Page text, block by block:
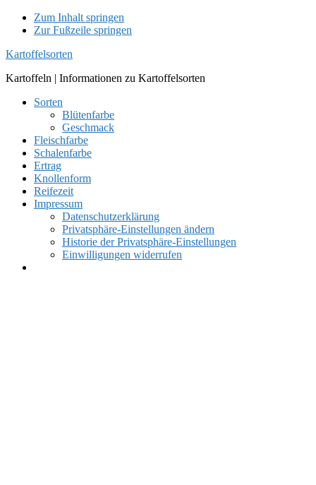
Zum Inhalt springen
Zur Fußzeile springen
Kartoffelsorten
Kartoffeln | Informationen zu Kartoffelsorten
Sorten
Blütenfarbe
Geschmack
Fleischfarbe
Schalenfarbe
Ertrag
Knollenform
Reifezeit
Impressum
Datenschutzerklärung
Privatsphäre-Einstellungen ändern
Historie der Privatsphäre-Einstellungen
Einwilligungen widerrufen